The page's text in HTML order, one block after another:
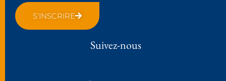
S'INSCRIRE
Suivez-nous